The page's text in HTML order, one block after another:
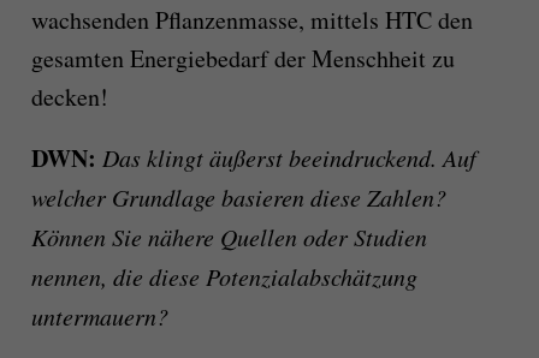
wachsenden Pflanzenmasse, mittels HTC den
gesamten Energiebedarf der Menschheit zu
decken!
DWN: Das klingt äußerst beeindruckend. Auf
welcher Grundlage basieren diese Zahlen?
Können Sie nähere Quellen oder Studien
nennen, die diese Potenzialabschätzung
untermauern?